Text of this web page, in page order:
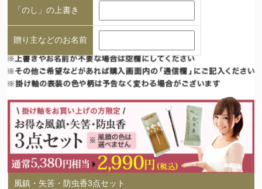
「のし」の上書き
贈り主などのお名前
風鎮・矢筈・防虫香3点セット